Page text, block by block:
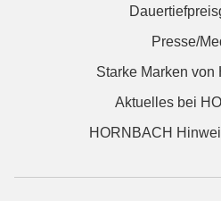
Presse/
Starke Marken von
Aktuelles bei
HORNBACH